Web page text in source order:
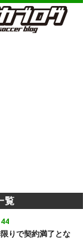
覧
44
りで契約満了とな